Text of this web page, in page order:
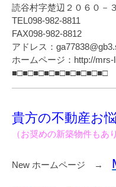
読谷村字楚辺２０６０－３
TEL098-982-8811
FAX098-982-8812
アドレス：
ホームページ：http://mrs-
■□■□■□■□■□■□■□■□■□
貴方の不動産お
（お奨めの新築物件もあ
New ホームページ →